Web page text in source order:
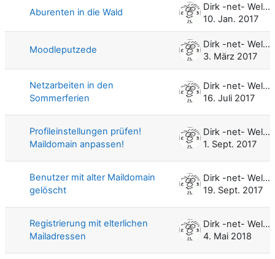
Aburenten in die Wald
Dirk -net- Weller
10. Jan. 2017
Moodleputzede
Dirk -net- Weller
3. März 2017
Netzarbeiten in den
Sommerferien
Dirk -net- Weller
16. Juli 2017
Profileinstellungen prüfen!
Maildomain anpassen!
Dirk -net- Weller
1. Sept. 2017
Benutzer mit alter Maildomain
gelöscht
Dirk -net- Weller
19. Sept. 2017
Registrierung mit elterlichen
Mailadressen
Dirk -net- Weller
4. Mai 2018